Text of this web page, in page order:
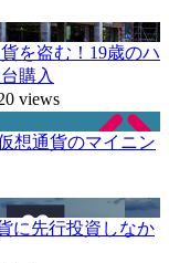
を盗む！19歳のハ
購入
views
想通貨のマイニン
に先行投資しなか